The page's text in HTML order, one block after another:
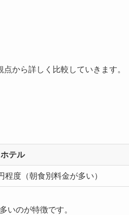
から詳しく比較していきます。
テル
程度（朝食別料金が多い）
いのが特徴です。